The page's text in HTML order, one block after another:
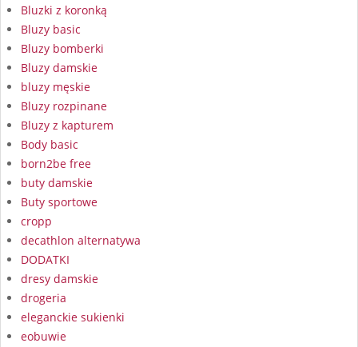
Bluzki z koronką
Bluzy basic
Bluzy bomberki
Bluzy damskie
bluzy męskie
Bluzy rozpinane
Bluzy z kapturem
Body basic
born2be free
buty damskie
Buty sportowe
cropp
decathlon alternatywa
DODATKI
dresy damskie
drogeria
eleganckie sukienki
eobuwie